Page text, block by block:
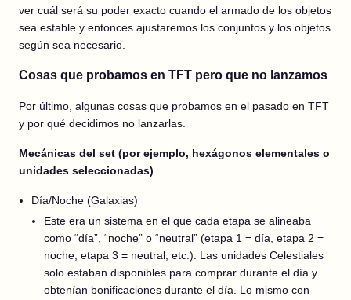
ver cuál será su poder exacto cuando el armado de los objetos
sea estable y entonces ajustaremos los conjuntos y los objetos
según sea necesario.
Cosas que probamos en TFT pero que no lanzamos
Por último, algunas cosas que probamos en el pasado en TFT
y por qué decidimos no lanzarlas.
Mecánicas del set (por ejemplo, hexágonos elementales o
unidades seleccionadas)
Día/Noche (Galaxias)
Este era un sistema en el que cada etapa se alineaba
como “día”, “noche” o “neutral” (etapa 1 = día, etapa 2 =
noche, etapa 3 = neutral, etc.). Las unidades Celestiales
solo estaban disponibles para comprar durante el día y
obtenían bonificaciones durante el día. Lo mismo con